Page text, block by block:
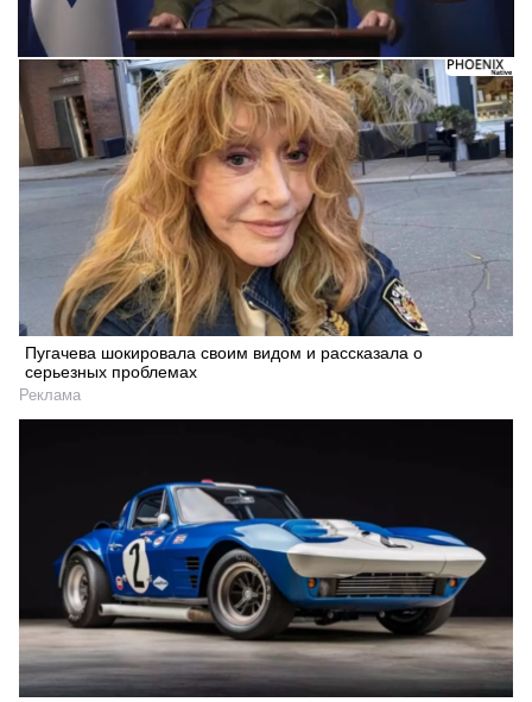
Пугачева шокировала своим видом и рассказала о
серьезных проблемах
Реклама